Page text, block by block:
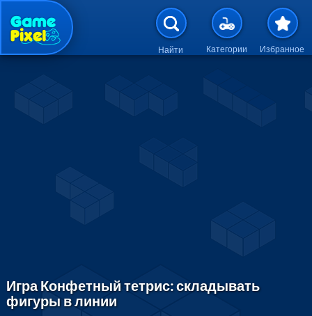
Перейти к основному
Найти Категории Избранное
Игра Конфетный тетрис: складывать
фигуры в линии